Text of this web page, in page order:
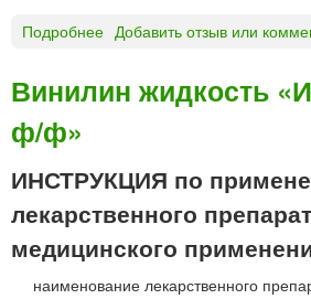
Подробнее
Н
О
Н
т
а
б
л
Добавить отзыв или
Винилин жидкость
ф/ф»
ИНСТРУКЦИЯ по
лекарственного
медицинского
наименование лекарственного